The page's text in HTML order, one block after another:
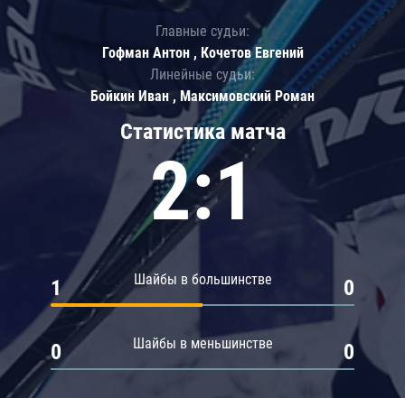
Статистика матча
2:1
Шайбы в большинстве
1 0
Шайбы в меньшинстве
0 0
Главные судьи:
Гофман Антон , Кочетов Евгений
Линейные судьи:
Бойкин Иван , Максимовский Роман